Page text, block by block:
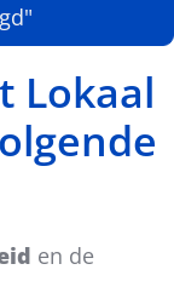
Lokaal
en de